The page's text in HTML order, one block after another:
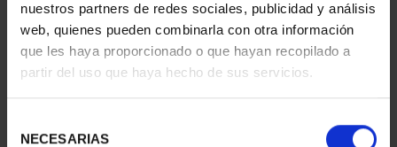
nuestros partners de redes sociales, publicidad y análisis
web, quienes pueden combinarla con otra información
que les haya proporcionado o que hayan recopilado a
partir del uso que haya hecho de sus servicios.
NECESARIAS